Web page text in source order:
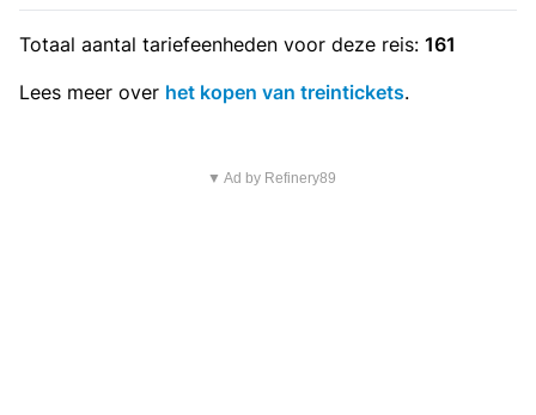
Totaal aantal tariefeenheden voor deze reis: 161
Lees meer over het kopen van treintickets.
▼ Ad by Refinery89